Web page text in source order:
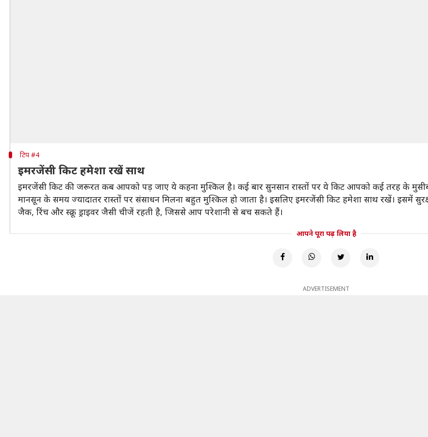
टिप #4
इमरजेंसी किट हमेशा रखें साथ
इमरजेंसी किट की जरूरत कब आपको पड़ जाए ये कहना मुश्किल है। कई बार सुनसान रास्तों पर ये किट आपको कई तरह के
मानसून के समय ज्यादातर रास्तों पर संसाधन मिलना बहुत मुश्किल हो जाता है। इसलिए इमरजेंसी किट हमेशा साथ रखें। इसमें
जैक, रिंच और स्क्रू ड्राइवर जैसी चीजें रहती है, जिससे आप परेशानी से बच सकते हैं।
आपने पूरा पढ़ लिया है
ADVERTISEMENT